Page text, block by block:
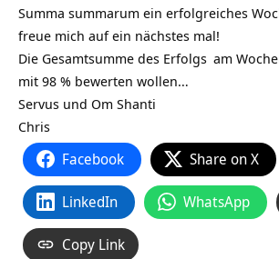
Summa summarum ein erfolgreiches
freue mich auf ein nächstes mal!
Die Gesamtsumme des Erfolgs am
mit 98 % bewerten wollen…
Servus und Om Shanti
Chris
Facebook Share on X
LinkedIn WhatsApp
Copy Link